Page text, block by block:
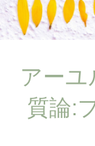
アー
質論: